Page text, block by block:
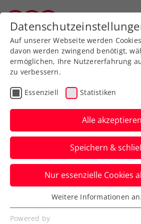
Zurück zur Newsübersicht
Turniere
ATP/WTA
fixiert Duell mit
Rodionov
Das ÖTV-Aushängeschild
Spaniens Hauptstadt die
Verfasst von: Manuel Wachta, 27.04.2023
Auf unserer Webseite werden
davon werden zwingend benötigt,
ermöglichen, Ihre Nutzererfahrung
zu verbessern.
Essenziell Statistiken
Alle akzeptieren
Speichern &
Nur essenzielle Cookies
Essenziell
Essenzielle Cookies werden für
Weitere Informationen
Powered by